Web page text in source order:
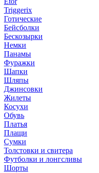
Triggerix
Готические
Бейсболки
Бескозырки
Немки
Панамы
Фуражки
Шапки
Шляпы
Джинсовки
Жилеты
Косухи
Обувь
Платья
Плащи
Сумки
Толстовки и свитера
Футболки и лонгсливы
Шорты